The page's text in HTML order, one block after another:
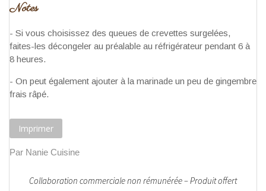
Notes
- Si vous choisissez des queues de crevettes surgelées,
faites-les décongeler au préalable au réfrigérateur pendant 6 à
8 heures.
- On peut également ajouter à la marinade un peu de gingembre
frais râpé.
Imprimer
Par Nanie Cuisine
Collaboration commerciale non rémunérée – Produit offert